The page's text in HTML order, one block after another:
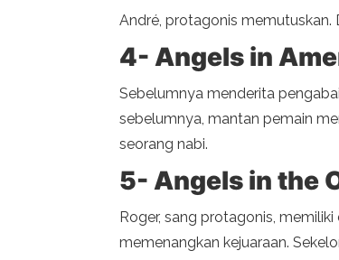
André, protagonis memutuskan.
4- Angels in
Sebelumnya menderita
sebelumnya, mantan pemain
seorang nabi.
5- Angels in the
Roger, sang protagonis,
memenangkan kejuaraan.